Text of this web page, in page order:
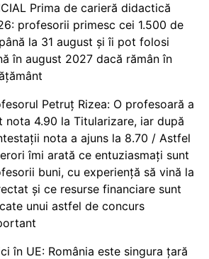
Prima de carieră didactică
profesorii primesc cei 1.500 de
la 31 august și îi pot folosi
în august 2027 dacă rămân în
Petruț Rizea: O profesoară a
nota 4.90 la Titularizare, iar după
nota a ajuns la 8.70 / Astfel
îmi arată ce entuziasmați sunt
buni, cu experiență să vină la
și ce resurse financiare sunt
unui astfel de concurs
în UE: România este singura țară